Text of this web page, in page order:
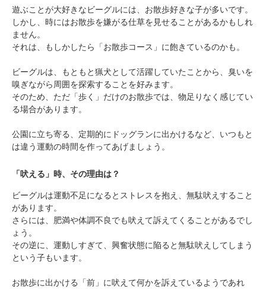
遊ぶことが大好きなビーグルには、お散歩好きな子が多いです。
しかし、時にはお散歩を嫌がる仕草を見せることがあるかもしれ
ません。
それは、もしかしたら「お散歩コース」に飽きているのかも。
ビーグルは、もともと猟犬として活躍していたことから、臭いを
嗅ぎながら周囲を探索することを好みます。
そのため、ただ「歩く」だけのお散歩では、物足りなく感じてい
る場合があります。
公園に立ち寄る、定期的にドッグランに出かけるなど、いつもと
は違う運動の時間を作ってあげましょう。
「吠える」時、その理由は？
ビーグルは運動不足になるとストレスを抱え、無駄吠えすること
があります。
さらには、肥満や体調不良でも吠えて訴えてくることがあるでし
ょう。
その逆に、運動しすぎて、興奮状態に陥ると無駄吠えしてしまう
という子もいます。
お散歩に出かける「前」に吠えて何かを訴えているようであれ